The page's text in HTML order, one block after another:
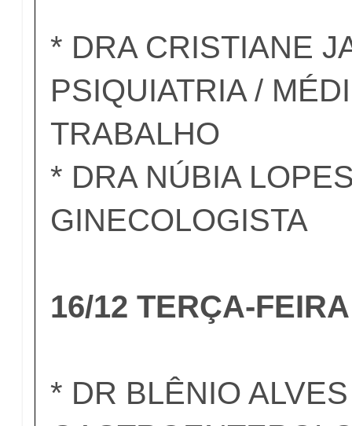
* DRA CRISTIANE
PSIQUIATRIA /
TRABALHO
* DRA NÚBIA
GINECOLOGISTA
16/12 TERÇA-
* DR BLÊNIO